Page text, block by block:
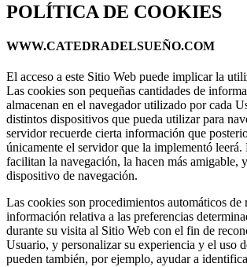
POLÍTICA DE COOKIES
WWW.CATEDRADELSUEÑO.COM
El acceso a este Sitio Web puede implicar la
Las cookies son pequeñas cantidades de
almacenan en el navegador utilizado por cada
distintos dispositivos que pueda utilizar para
servidor recuerde cierta información que
únicamente el servidor que la implementó leerá.
facilitan la navegación, la hacen más amigable,
dispositivo de navegación.
Las cookies son procedimientos automáticos de
información relativa a las preferencias
durante su visita al Sitio Web con el fin de
Usuario, y personalizar su experiencia y el uso
pueden también, por ejemplo, ayudar a